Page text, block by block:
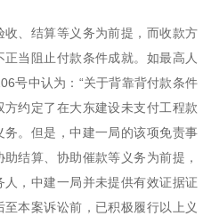
、结算等义务为前提，而收款方
当阻止付款条件成就。如最高人
号中认为：“关于背靠背付款条件
约定了在大东建设未支付工程款
。但是，中建一局的该项免责事
结算、协助催款等义务为前提，
，中建一局并未提供有效证据证
本案诉讼前，已积极履行以上义